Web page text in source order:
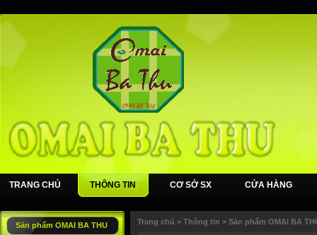
TRANG CHỦ THÔNG TIN CƠ SỞ SX CỬA HÀNG
Sản phẩm OMAI BA THU Trang chủ > Thông tin > Sản phẩm OMAI BA